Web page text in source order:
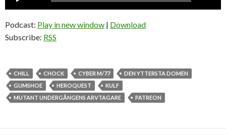
Podcast: Play in new window | Download
Subscribe: RSS
CHILL CHOCK CYBER M/77
DEN YTTERSTA DOMEN
GUMSHOE
HEROQUEST
KULF
MUTANT UNDERGÅNGENS ARVTAGARE
PATREON